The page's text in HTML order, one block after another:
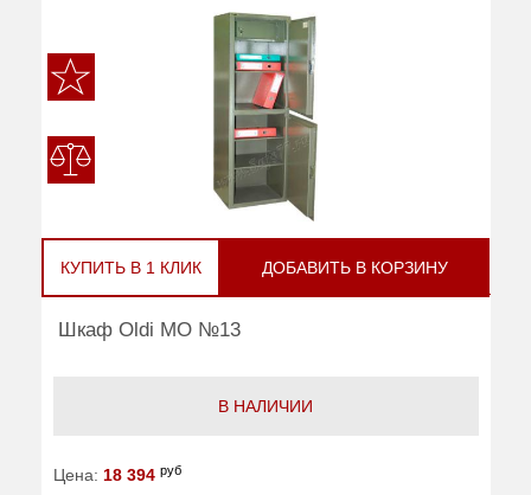
КУПИТЬ В 1 КЛИК ДОБАВИТЬ В КОРЗИНУ
Шкаф Oldi МО №13
В НАЛИЧИИ
Цена: 18 394 руб